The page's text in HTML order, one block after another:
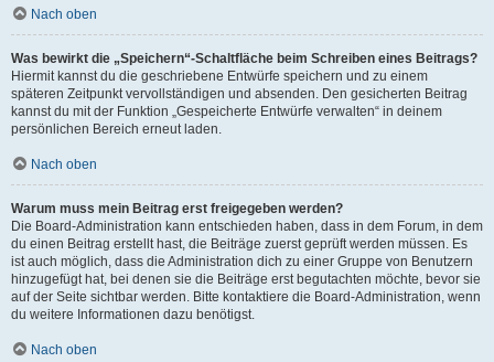
Nach oben
Was bewirkt die „Speichern“-Schaltfläche beim Schreiben eines Beitrags?
Hiermit kannst du die geschriebene Entwürfe speichern und zu einem
späteren Zeitpunkt vervollständigen und absenden. Den gesicherten Beitrag
kannst du mit der Funktion „Gespeicherte Entwürfe verwalten“ in deinem
persönlichen Bereich erneut laden.
Nach oben
Warum muss mein Beitrag erst freigegeben werden?
Die Board-Administration kann entschieden haben, dass in dem Forum, in dem
du einen Beitrag erstellt hast, die Beiträge zuerst geprüft werden müssen. Es
ist auch möglich, dass die Administration dich zu einer Gruppe von Benutzern
hinzugefügt hat, bei denen sie die Beiträge erst begutachten möchte, bevor sie
auf der Seite sichtbar werden. Bitte kontaktiere die Board-Administration, wenn
du weitere Informationen dazu benötigst.
Nach oben